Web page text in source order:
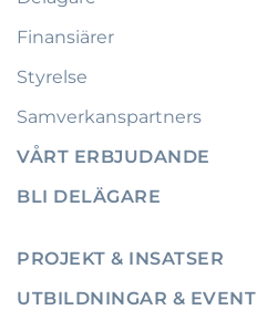
Finansiärer
Styrelse
Samverkanspartners
VÅRT ERBJUDANDE
BLI DELÄGARE
PROJEKT & INSATSER
UTBILDNINGAR & EVENT